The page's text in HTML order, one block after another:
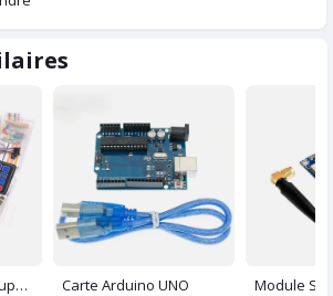
Kit de démarrage Super Arduino Uno R3 Carte Arduino UNO